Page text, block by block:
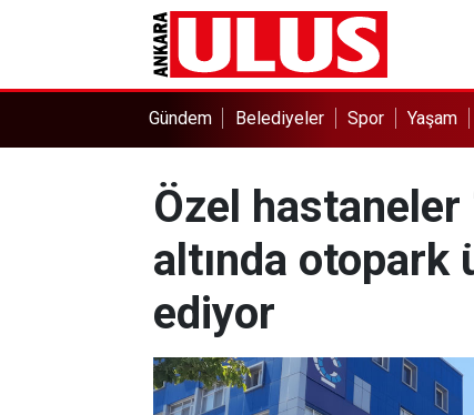
Gündem Belediyeler Spor Yaşam
Özel hastaneler
altında otopark
ediyor